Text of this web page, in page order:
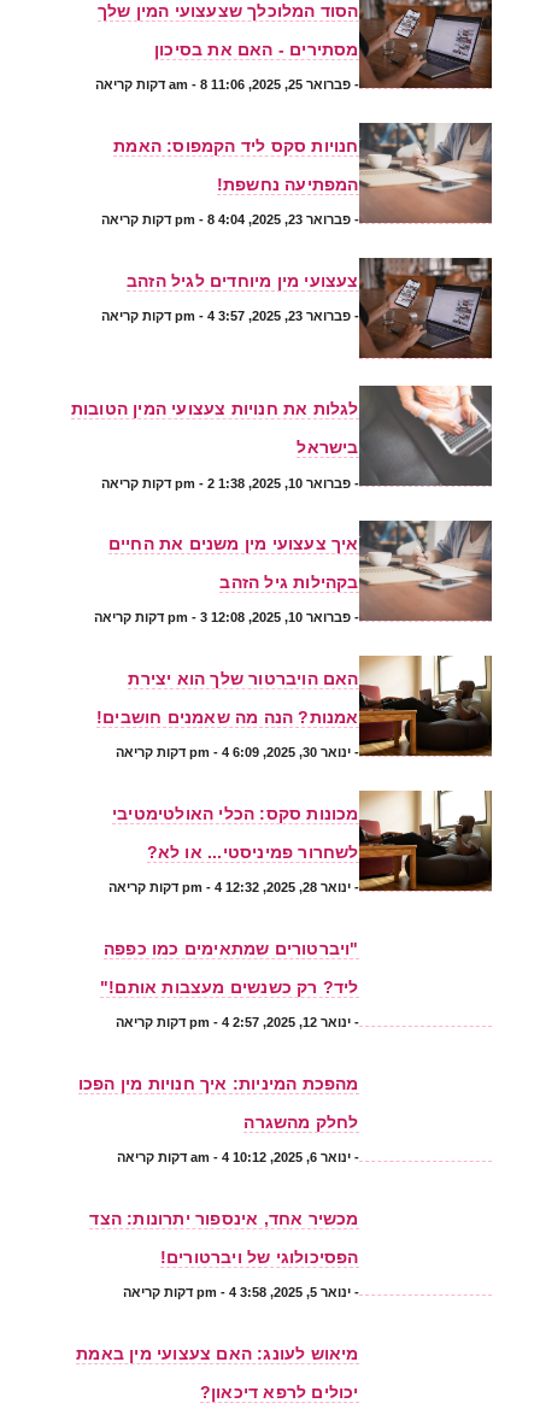
הסוד המלוכלך שצעצועי המין שלך
מסתירים - האם את בסיכון
- פברואר 25, 2025, 11:06 am - 8 דקות קריאה
חנויות סקס ליד הקמפוס: האמת
המפתיעה נחשפת!
- פברואר 23, 2025, 4:04 pm - 8 דקות קריאה
צעצועי מין מיוחדים לגיל הזהב
- פברואר 23, 2025, 3:57 pm - 4 דקות קריאה
לגלות את חנויות צעצועי המין הטובות
בישראל
- פברואר 10, 2025, 1:38 pm - 2 דקות קריאה
איך צעצועי מין משנים את החיים
בקהילות גיל הזהב
- פברואר 10, 2025, 12:08 pm - 3 דקות קריאה
האם הויברטור שלך הוא יצירת
אמנות? הנה מה שאמנים חושבים!
- ינואר 30, 2025, 6:09 pm - 4 דקות קריאה
מכונות סקס: הכלי האולטימטיבי
לשחרור פמיניסטי... או לא?
- ינואר 28, 2025, 12:32 pm - 4 דקות קריאה
"ויברטורים שמתאימים כמו כפפה
ליד? רק כשנשים מעצבות אותם!"
- ינואר 12, 2025, 2:57 pm - 4 דקות קריאה
מהפכת המיניות: איך חנויות מין הפכו
לחלק מהשגרה
- ינואר 6, 2025, 10:12 am - 4 דקות קריאה
מכשיר אחד, אינספור יתרונות: הצד
הפסיכולוגי של ויברטורים!
- ינואר 5, 2025, 3:58 pm - 4 דקות קריאה
מיאוש לעונג: האם צעצועי מין באמת
יכולים לרפא דיכאון?